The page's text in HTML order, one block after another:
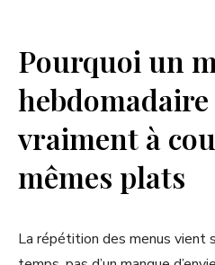
Pourquoi un
hebdomadaire
vraiment à
mêmes plats
La répétition des menus vient